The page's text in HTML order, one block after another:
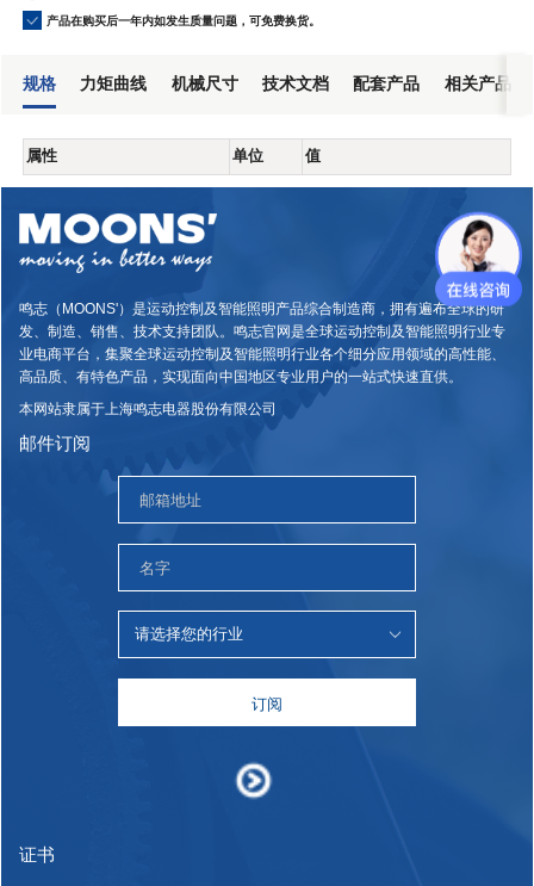
产品在购买后一年内如发生质量问题，可免费换货。
规格 力矩曲线 机械尺寸 技术文档 配套产品 相关产品
属性 单位 值
鸣志（MOONS'）是运动控制及智能照明产品综合制造商，拥有遍布全球的研
发、制造、销售、技术支持团队。鸣志官网是全球运动控制及智能照明行业专
业电商平台，集聚全球运动控制及智能照明行业各个细分应用领域的高性能、
高品质、有特色产品，实现面向中国地区专业用户的一站式快速直供。
本网站隶属于上海鸣志电器股份有限公司
邮件订阅
订阅
证书